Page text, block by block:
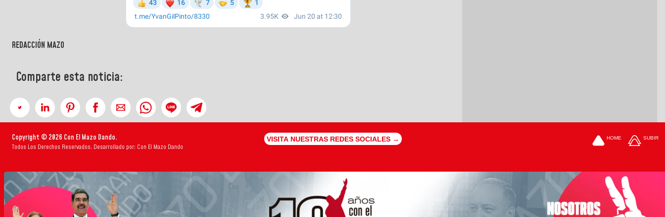
REDACCIÓN MAZO
Comparte esta noticia:
Copyright © 2026 Con El Mazo Dando.
Todos Los Derechos Reservados. Desarrollado por: Con El Mazo Dando
VISITA NUESTRAS REDES SOCIALES → HOME SUBIR